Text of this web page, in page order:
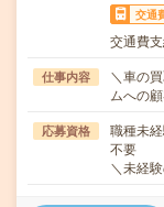
交通
交通費支
仕事内容
＼車の
ムへの
応募資格
職種未
不要
＼未経